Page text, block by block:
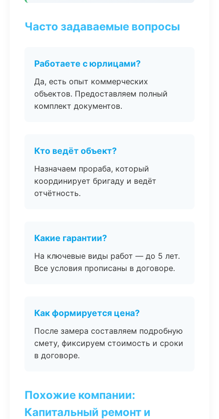
Часто задаваемые вопросы
Работаете с юрлицами?
Да, есть опыт коммерческих
объектов. Предоставляем полный
комплект документов.
Кто ведёт объект?
Назначаем прораба, который
координирует бригаду и ведёт
отчётность.
Какие гарантии?
На ключевые виды работ — до 5 лет.
Все условия прописаны в договоре.
Как формируется цена?
После замера составляем подробную
смету, фиксируем стоимость и сроки
в договоре.
Похожие компании:
Капитальный ремонт и